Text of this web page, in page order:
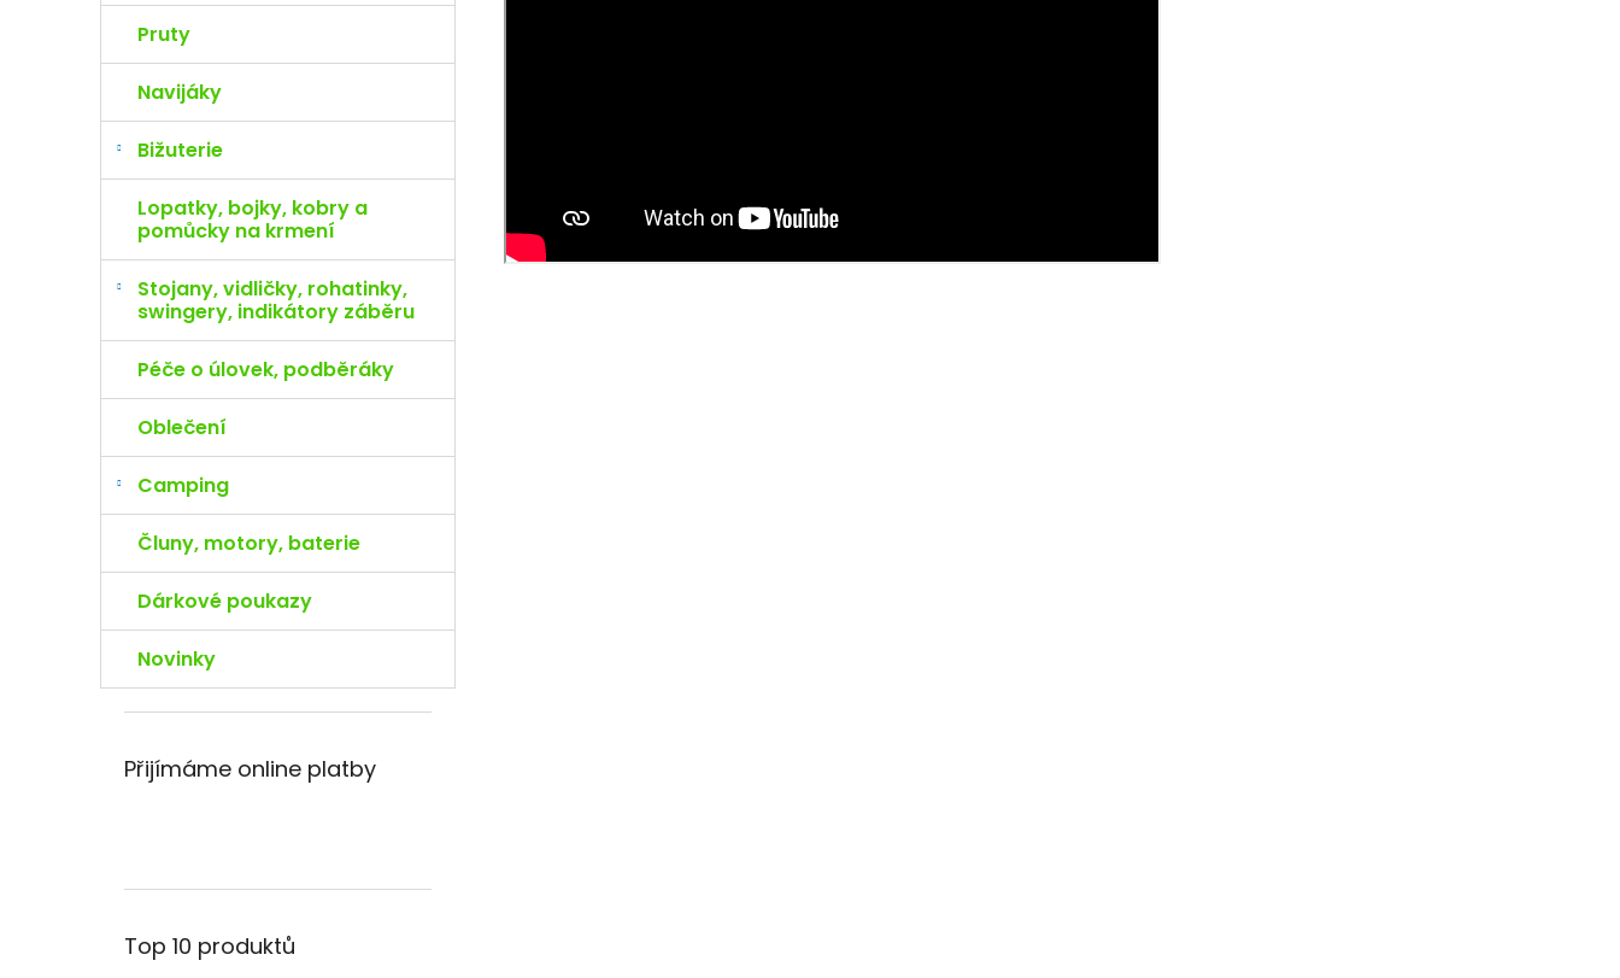
Pruty
Navijáky
Bižuterie
Lopatky, bojky, kobry a
pomůcky na krmení
Stojany, vidličky, rohatinky,
swingery, indikátory záběru
Péče o úlovek, podběráky
Oblečení
Camping
Čluny, motory, baterie
Dárkové poukazy
Novinky
Přijímáme online platby
Top 10 produktů